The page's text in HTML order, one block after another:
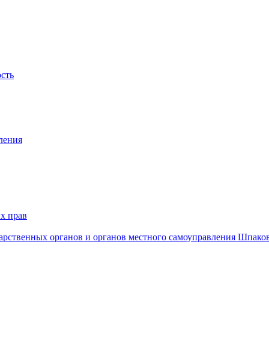
прав
органов и органов местного самоуправления